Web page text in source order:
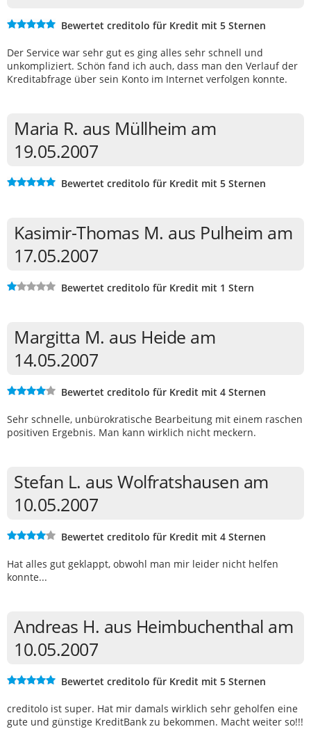
Bewertet creditolo für Kredit mit 5 Sternen
Der Service war sehr gut es ging alles sehr schnell und
unkompliziert. Schön fand ich auch, dass man den Verlauf der
Kreditabfrage über sein Konto im Internet verfolgen konnte.
Maria R. aus Müllheim am
19.05.2007
Bewertet creditolo für Kredit mit 5 Sternen
Kasimir-Thomas M. aus Pulheim am
17.05.2007
Bewertet creditolo für Kredit mit 1 Stern
Margitta M. aus Heide am
14.05.2007
Bewertet creditolo für Kredit mit 4 Sternen
Sehr schnelle, unbürokratische Bearbeitung mit einem raschen
positiven Ergebnis. Man kann wirklich nicht meckern.
Stefan L. aus Wolfratshausen am
10.05.2007
Bewertet creditolo für Kredit mit 4 Sternen
Hat alles gut geklappt, obwohl man mir leider nicht helfen
konnte...
Andreas H. aus Heimbuchenthal am
10.05.2007
Bewertet creditolo für Kredit mit 5 Sternen
creditolo ist super. Hat mir damals wirklich sehr geholfen eine
gute und günstige KreditBank zu bekommen. Macht weiter so!!!